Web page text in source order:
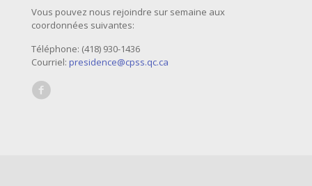
Vous pouvez nous rejoindre sur semaine aux
coordonnées suivantes:
Téléphone: (418) 930-1436
Courriel: presidence@cpss.qc.ca